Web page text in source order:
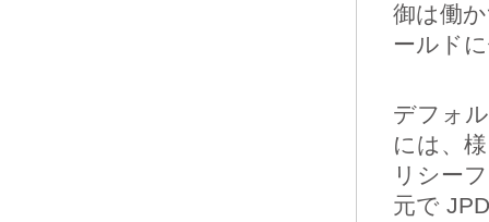
御は働
ールド
デフォ
には、
リシー
元で